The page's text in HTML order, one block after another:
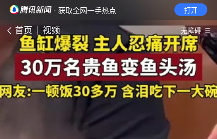
· 获取全网一手热点 打开
首页 视频 无障碍